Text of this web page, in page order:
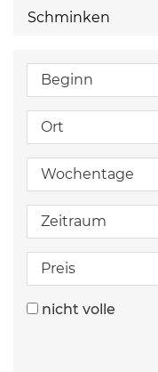
Schminken
Beginn
Ort
Wochentage
Zeitraum
Preis
nicht volle